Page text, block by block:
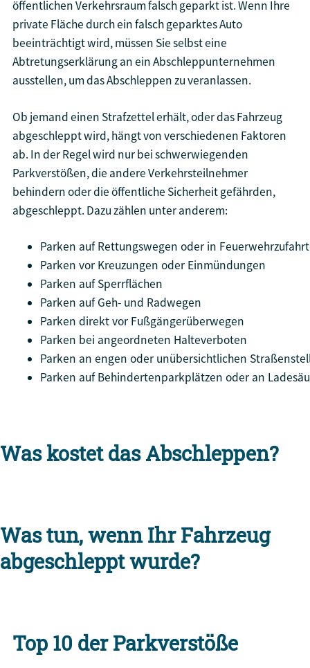
öffentlichen Verkehrsraum falsch geparkt ist. Wenn Ihre
private Fläche durch ein falsch geparktes Auto
beeinträchtigt wird, müssen Sie selbst eine
Abtretungserklärung an ein Abschleppunternehmen
ausstellen, um das Abschleppen zu veranlassen.
Ob jemand einen Strafzettel erhält, oder das Fahrzeug
abgeschleppt wird, hängt von verschiedenen Faktoren
ab. In der Regel wird nur bei schwerwiegenden
Parkverstößen, die andere Verkehrsteilnehmer
behindern oder die öffentliche Sicherheit gefährden,
abgeschleppt. Dazu zählen unter anderem:
Parken auf Rettungswegen oder in
Parken vor Kreuzungen oder Einmündungen
Parken auf Sperrflächen
Parken auf Geh- und Radwegen
Parken direkt vor Fußgängerüberwegen
Parken bei angeordneten Halteverboten
Parken an engen oder unübersichtlichen
Parken auf Behindertenparkplätzen oder an
Was kostet das Abschleppen?
Was tun, wenn Ihr Fahrzeug
abgeschleppt wurde?
Top 10 der Parkverstöße